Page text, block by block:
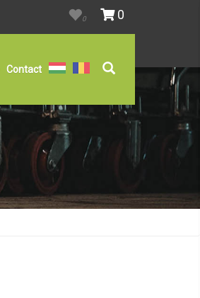
0
0
Contact